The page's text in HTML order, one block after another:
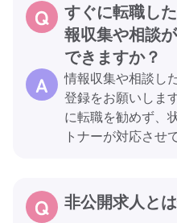
すぐに転職し
報収集や相談
できますか？
情報収集や相談し
登録をお願いしま
に転職を勧めず、
トナーが対応させ
非公開求人と